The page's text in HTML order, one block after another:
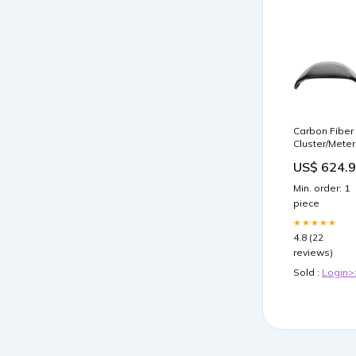
Carbon Fiber
Cluster/Meter
Martin
V8 30 Percent
Max
US$
Min. order: 1
piece
★★★★★
4.8 (22
reviews)
Sold :